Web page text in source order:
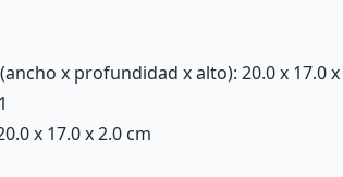
x profundidad x alto): 20.0 x 17.0 x
x 17.0 x 2.0 cm